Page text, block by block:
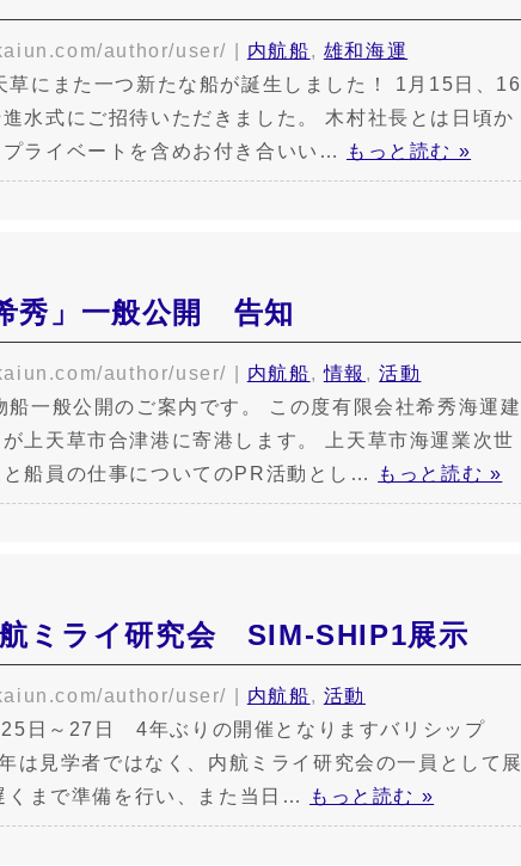
author/user/ 内航船, 雄和海運
草にまた一つ新たな船が誕生しました！ 1月15日、16
水式にご招待いただきました。 木村社長とは日頃か
ライベートを含めお付き合いい…
もっと読む »
秀」一般公開 告知
author/user/ 内航船,情報 ,活動
一般公開のご案内です。 この度有限会社希秀海運建
上天草市合津港に寄港します。 上天草市海運業次世
船員の仕事についてのPR活動とし…
もっと読む »
ミライ研究会 SIM-SHIP1展示
author/user/ 内航船, 活動
日～27日 4年ぶりの開催となりますバリシップ
は見学者ではなく、内航ミライ研究会の一員として展
くまで準備を行い、また当日…
もっと読む »